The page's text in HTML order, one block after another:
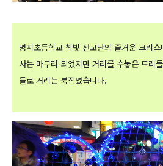
명지초등학교 참빛 선교단의 즐거운 크리
사는 마무리 되었지만 거리를 수놓은 트리
들로 거리는 북적였습니다.